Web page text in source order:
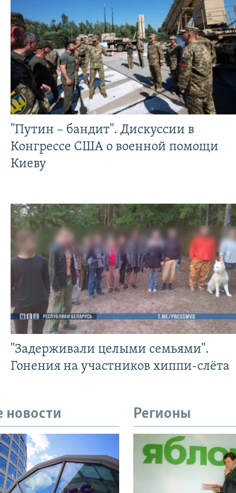
"Путин – бандит". Дискуссии в
Конгрессе США о военной помощи
Киеву
"Задерживали целыми семьями".
Гонения на участников хиппи-слёта
новости Регионы